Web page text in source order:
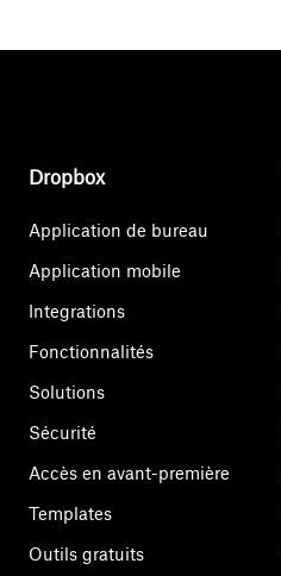
Dropbox
Application de bureau
Application mobile
Integrations
Fonctionnalités
Solutions
Sécurité
Accès en avant-première
Templates
Outils gratuits